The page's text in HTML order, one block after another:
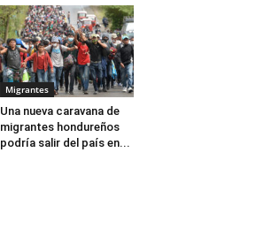
Migrantes
Una nueva caravana de
migrantes hondureños
podría salir del país en...